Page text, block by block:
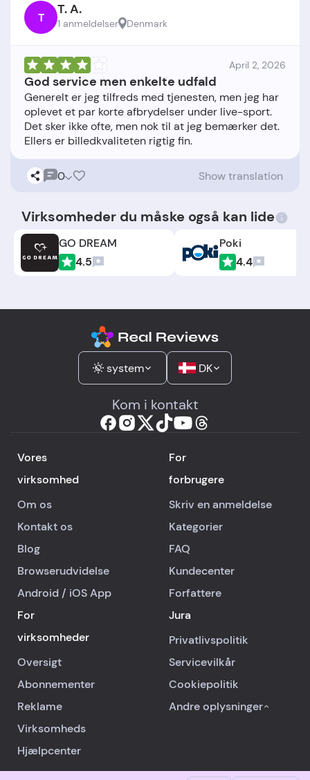
T T. A.
1 anmeldelser Denmark
April 2, 2026
God service men enkelte udfald
Generelt er jeg tilfreds med tjenesten, men jeg har
oplevet et par korte afbrydelser under live-sport.
Det sker ikke ofte, men nok til at jeg bemærker det.
0 Show translation
Virksomheder du måske også kan lide
GO DREAM
4.5
Poki
4.4
system DK
Kom i kontakt
Vores
virksomhed
Om os
Kontakt os
Blog
Browserudvidelse
Android / iOSApp
For
forbrugere
Skriv en anmeldelse
Kategorier
FAQ
Kundecenter
Forfattere
For
virksomheder
Oversigt
Abonnementer
Reklame
Virksomheds
Hjælpcenter
Jura
Privatlivspolitik
Servicevilkår
Cookiepolitik
Andre oplysninger